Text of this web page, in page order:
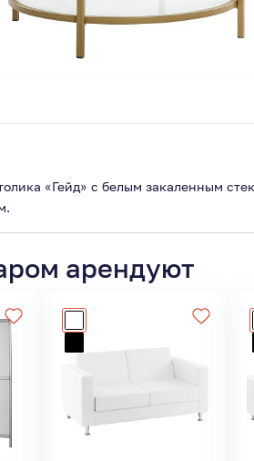
«Гейд» с белым закаленным
арендуют